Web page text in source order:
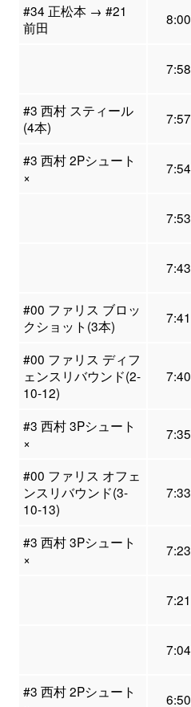
#34 正松本 → #21
前田
8:00
7:58
#3 西村 スティール
(4本)
7:57
#3 西村 2Pシュート
×
7:54
7:53
7:43
#00 ファリス ブロッ
クショット(3本)
7:41
#00 ファリス ディフ
ェンスリバウンド(2-
10-12)
7:40
#3 西村 3Pシュート
×
7:35
#00 ファリス オフェ
ンスリバウンド(3-
10-13)
7:33
#3 西村 3Pシュート
×
7:23
7:21
7:04
#3 西村 2Pシュート
6:50